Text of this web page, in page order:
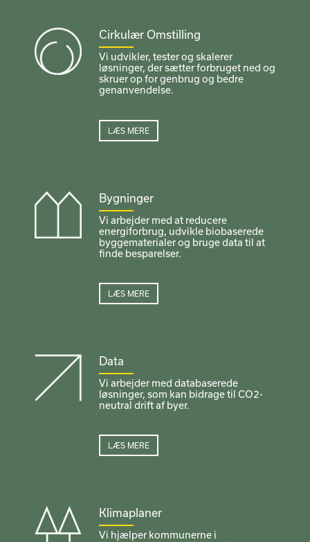
Cirkulær Omstilling
Vi udvikler, tester og skalerer
løsninger, der sætter forbruget ned og
skruer op for genbrug og bedre
genanvendelse.
LÆS MERE
Bygninger
Vi arbejder med at reducere
energiforbrug, udvikle biobaserede
byggematerialer og bruge data til at
finde besparelser.
LÆS MERE
Data
Vi arbejder med databaserede
løsninger, som kan bidrage til CO2-
neutral drift af byer.
LÆS MERE
Klimaplaner
Vi hjælper kommunerne i